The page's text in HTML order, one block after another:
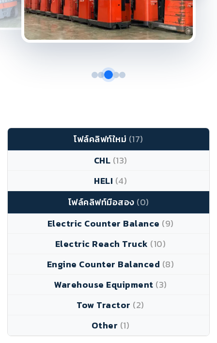
โฟล์คลิฟท์ใหม่ (17)
CHL (13)
HELI (4)
โฟล์คลิฟท์มือสอง (0)
Electric Counter Balance (9)
Electric Reach Truck (10)
Engine Counter Balanced (8)
Warehouse Equipment (3)
Tow Tractor (2)
Other (1)